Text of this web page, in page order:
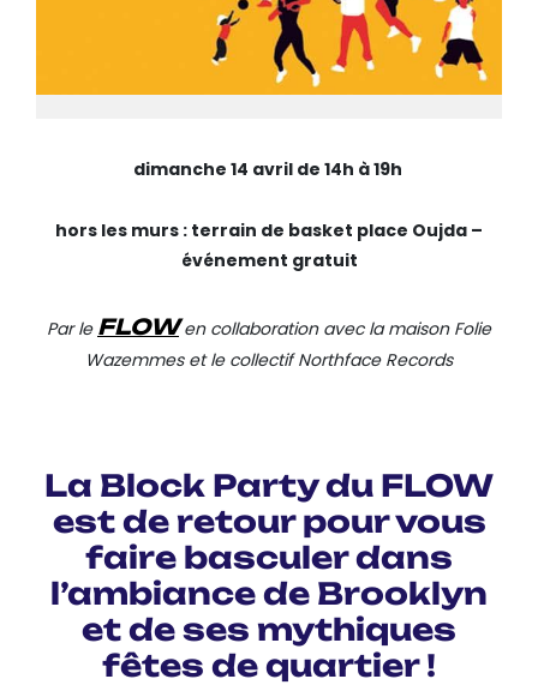
dimanche 14 avril de 14h à 19h
hors les murs : terrain de basket place Oujda –
événement gratuit
Par le FLOWen collaboration avec la maison Folie
Wazemmes et le collectif Northface Records
La Block Party du FLOW
est de retour pour vous
faire basculer dans
l’ambiance de Brooklyn
et de ses mythiques
fêtes de quartier !